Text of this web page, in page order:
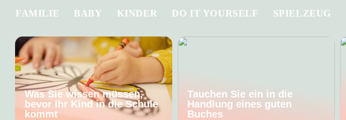
FAMILIE BABY KINDER DO IT YOURSELF SPIELZEUG
Was Sie wissen müssen,
bevor Ihr Kind in die Schule
kommt
Tauchen Sie ein in die
Handlung eines guten
Buches